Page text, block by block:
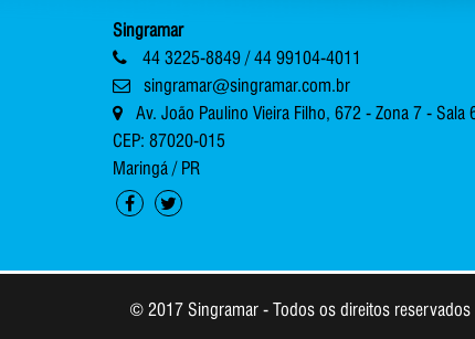
Singramar
44 3225-8849 / 44 99104-4011
singramar@singramar.com.br
Av. João Paulino Vieira Filho, 672 - Zona 7 - Sala
CEP: 87020-015
Maringá / PR
© 2017 Singramar - Todos os direitos reservados